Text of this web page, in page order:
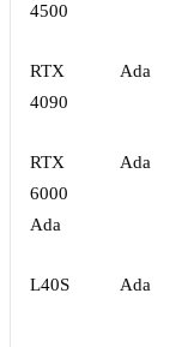
4500
RTX
4090
Ada
RTX
6000
Ada
Ada
L40S Ada